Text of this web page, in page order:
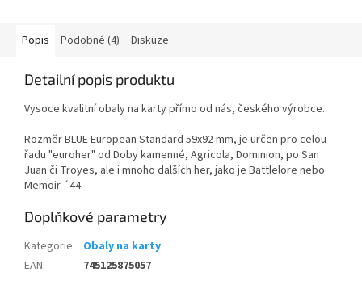
Popis Podobné (4) Diskuze
Detailní popis produktu
Vysoce kvalitní obaly na karty přímo od nás, českého výrobce.
Rozměr BLUE European Standard 59x92 mm, je určen pro celou
řadu "euroher" od Doby kamenné, Agricola, Dominion, po San
Juan či Troyes, ale i mnoho dalších her, jako je Battlelore nebo
Memoir ´44.
Doplňkové parametry
Kategorie: Obaly na karty
EAN: 745125875057